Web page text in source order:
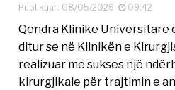
Publikuar: 08/05/2026
09:42
Qendra Klinike Universitare
ditur se në Klinikën e
realizuar me sukses një
kirurgjikale për trajtimin e